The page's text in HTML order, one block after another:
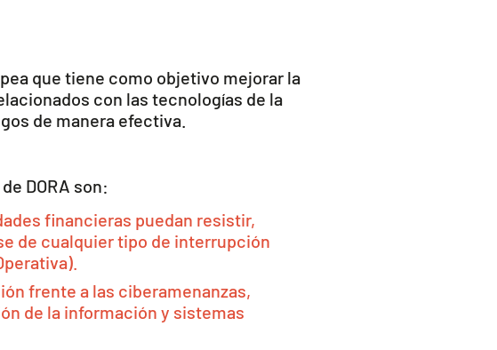
que tiene como objetivo mejorar la
con las tecnologías de la
de manera efectiva.
DORA son:
financieras puedan resistir,
de cualquier tipo de interrupción
frente a las ciberamenanzas,
de la información y sistemas